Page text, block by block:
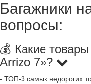
Багажники
вопросы:
💰 Какие
Arrizo 7»?
- ТОП-3 самых недорогих